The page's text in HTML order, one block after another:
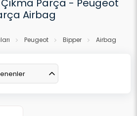
Parça - Peugeot
Airbag
Peugeot Bipper Airbag